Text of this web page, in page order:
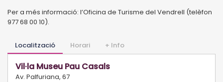
Per a més informació: l’Oficina de Turisme del Vendrell (telèfon
977 68 00 10).
Localització Horari + Info
Vil·la Museu Pau Casals
Av. Palfuriana, 67